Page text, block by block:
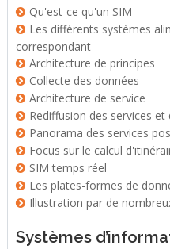
Qu'est-ce qu'un SIM
Les différents systèmes
correspondant
Architecture de principes
Collecte des données
Architecture de service
Rediffusion des services et
Panorama des services
Focus sur le calcul
SIM temps réel
Les plates-formes de
Illustration par de
Systèmes